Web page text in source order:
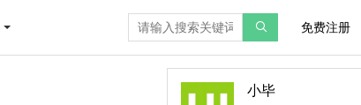
免费注册
小毕